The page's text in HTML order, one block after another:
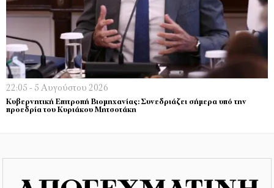
22:05 - 5 Αυγούστου 2026
Κυβερνητική Επιτροπή Βιομηχανίας: Συνεδριάζει σήμερα υπό την
προεδρία του Κυριάκου Μητσοτάκη